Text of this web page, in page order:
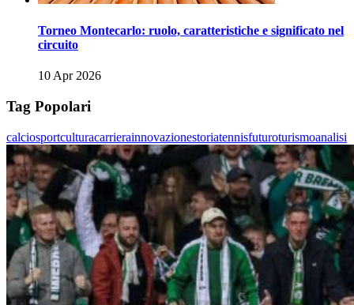
Torneo Montecarlo: ruolo, caratteristiche e significato nel
circuito
10 Apr 2026
Tag Popolari
calciosportculturacarrierainnovazionestoriatennisfuturoturismoanalisi